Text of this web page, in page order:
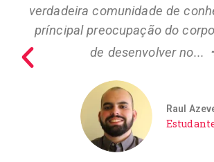
verdadeira comunidade de
príncipal preocupação do
de desenvolver no...
Raul